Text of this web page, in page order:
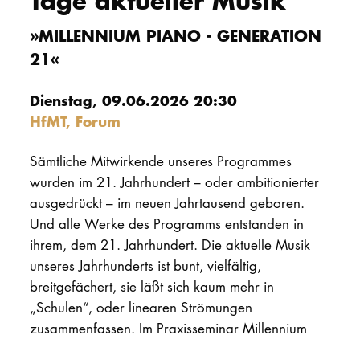
»MILLENNIUM PIANO - GENERATION
21«
Dienstag, 09.06.2026 20:30
HfMT, Forum
Sämtliche Mitwirkende unseres Programmes
wurden im 21. Jahrhundert – oder ambitionierter
ausgedrückt – im neuen Jahrtausend geboren.
Und alle Werke des Programms entstanden in
ihrem, dem 21. Jahrhundert. Die aktuelle Musik
unseres Jahrhunderts ist bunt, vielfältig,
breitgefächert, sie läßt sich kaum mehr in
„Schulen“, oder linearen Strömungen
zusammenfassen. Im Praxisseminar Millennium